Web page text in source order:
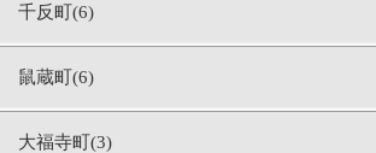
千反町(6)
鼠蔵町(6)
大福寺町(3)